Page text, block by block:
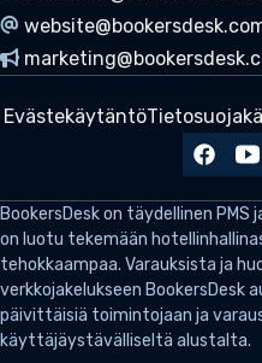
Evästekäytäntö
BookersDeskon täydellinen PMS
on luotu tekemään
tehokkaampaa. Varauksista ja
verkkojakelukseen BookersDesk
päivittäisiä toimintojaan ja
käyttäjäystävälliseltä alustalta.